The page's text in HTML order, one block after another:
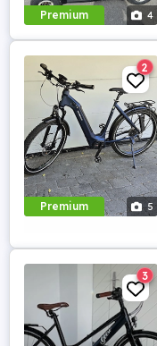
Premium 4
Premium 5
2
3